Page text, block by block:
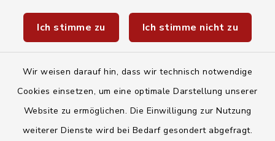
Ich stimme zu Ich stimme nicht zu
Wir weisen darauf hin, dass wir technisch notwendige
Cookies einsetzen, um eine optimale Darstellung unserer
Website zu ermöglichen. Die Einwilligung zur Nutzung
weiterer Dienste wird bei Bedarf gesondert abgefragt.
Baby- und Kindersitterdienst
Unwetterwarnungen des Deutschen